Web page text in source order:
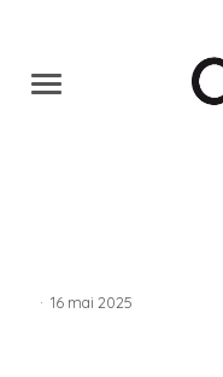
· 16 mai 2025